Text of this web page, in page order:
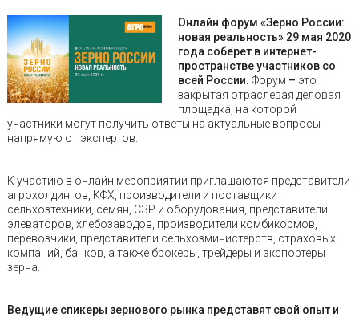
Онлайн форум «Зерно России:
новая реальность» 29 мая 2020
года соберет в интернет-
пространстве участников со
всей России.Форум – это
закрытая отраслевая деловая
площадка, на которой
участники могут получить ответы на актуальные вопросы
напрямую от экспертов.
К участию в онлайн мероприятии приглашаются представители
агрохолдингов, КФХ, производители и поставщики
сельхозтехники, семян, СЗР и оборудования, представители
элеваторов, хлебозаводов, производители комбикормов,
перевозчики, представители сельхозминистерств, страховых
компаний, банков, а также брокеры, трейдеры и экспортеры
зерна.
Ведущие спикеры зернового рынка представят свой опыт и